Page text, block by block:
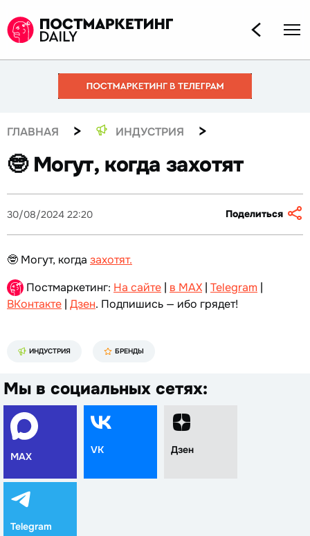
ГЛАВНАЯ > ИНДУСТРИЯ >
🤓 Могут, когда захотят
30/08/2024 22:20 Поделиться
🤓 Могут, когда захотят.
Постмаркетинг: На сайте | в MAX | Telegram |
ВКонтакте | Дзен. Подпишись — ибо грядет!
ИНДУСТРИЯ БРЕНДЫ
Мы в социальных сетях:
MAX
VK Дзен
Telegram